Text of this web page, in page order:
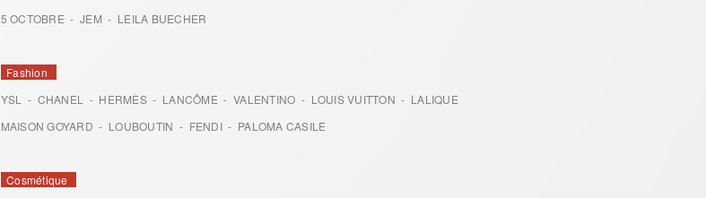
5 OCTOBRE - JEM - LEILA BUECHER
Fashion
YSL - CHANEL - HERMÈS - LANCÔME - VALENTINO - LOUIS VUITTON - LALIQUE
MAISON GOYARD - LOUBOUTIN - FENDI - PALOMA CASILE
Cosmétique